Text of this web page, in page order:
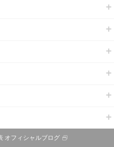
オフィシャルブログ